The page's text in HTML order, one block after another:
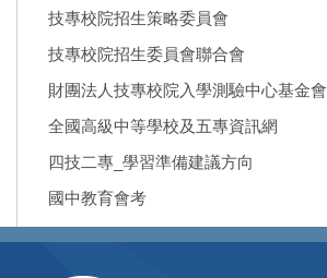
技專校院招生策略委員會
技專校院招生委員會聯合會
財團法人技專校院入學測驗中心基金會
全國高級中等學校及五專資訊網
四技二專_學習準備建議方向
國中教育會考